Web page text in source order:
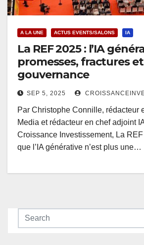
A LA UNE ACTUS EVENTS/SALONS IA
La REF 2025 : l’IA
promesses, fractures et
gouvernance
SEP 5, 2025
Par Christophe Connille, rédacteur
Media et rédacteur en chef adjoint
Croissance Investissement, La
que l’IA générative n’est plus une…